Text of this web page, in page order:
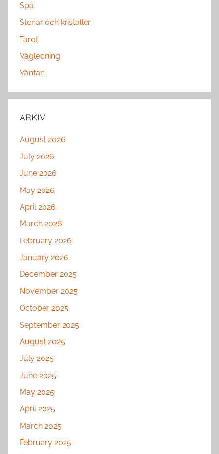
Spå
Stenar och kristaller
Tarot
Vägledning
Väntan
ARKIV
August 2026
July 2026
June 2026
May 2026
April 2026
March 2026
February 2026
January 2026
December 2025
November 2025
October 2025
September 2025
August 2025
July 2025
June 2025
May 2025
April 2025
March 2025
February 2025